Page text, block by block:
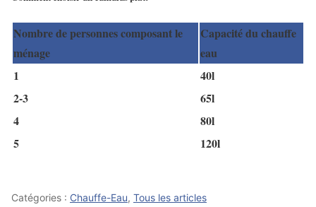
Nombre de personnes composant le
ménage
Capacité du chauffe
eau
1
40l
2-3
65l
4
80l
5
120l
Catégories : Chauffe-Eau, Tous les articles